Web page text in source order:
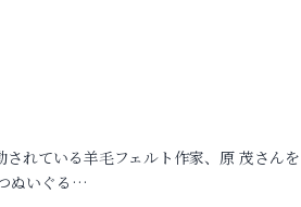
れている羊毛フェルト作家、原 茂さん
ぬいぐる…